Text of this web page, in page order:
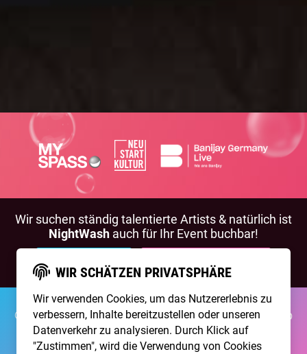
Wir suchen ständig talentierte Artists & natürlich ist
NightWash auch für Ihr Event buchbar!
©2026 Brainpool LiveÜber UnsKontaktMembership
ImpressumDatenschutz
WIR SCHÄTZEN PRIVATSPHÄRE
Wir verwenden Cookies, um das Nutzererlebnis zu
verbessern, Inhalte bereitzustellen oder unseren
Datenverkehr zu analysieren. Durch Klick auf
"Zustimmen", wird die Verwendung von Cookies